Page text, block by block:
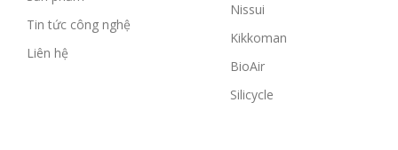
Tin tức công nghệ
Liên hệ
Nissui
Kikkoman
BioAir
Silicycle